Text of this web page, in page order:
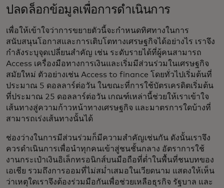
ปลดล็อกข้อมูลเพื่อการดำเนินการ
เพื่อให้เข้าใจว่าการขยายตัวนี้จะกำหนดทิศทางในการ
สนับสนุนโอกาสและการเติบโตทางเศรษฐกิจได้อย่างไร เราจึง
กำลังระบุจุดเปลี่ยนสำคัญ เช่น ระดับรายได้ที่ผู้คนสามารถ
Access เครื่องมือทางการเงินและเริ่มมีส่วนร่วมในเศรษฐกิจ
สมัยใหม่ ตัวอย่างเช่น Access to finance โดยทั่วไปเริ่มต้นที่
ประมาณ 5 ดอลลาร์ต่อวัน ในขณะที่การใช้บัตรเครดิตเริ่มต้น
ที่ประมาณ 25 ดอลลาร์ต่อวัน เกณฑ์เหล่านี้ช่วยให้เราเข้าใจ
เส้นทางสู่ความก้าวหน้าทางเศรษฐกิจ และมาตรการใดบ้างที่
สามารถเร่งเส้นทางนั้นได้
ช่องว่างในการมีส่วนร่วมก็มีความสำคัญเช่นกัน ดังนั้นเราจึง
ควรดำเนินการเพื่อนำทุกคนเข้าสู่ชนชั้นกลาง อัตราการใช้
งานกระเป๋าเงินอิเล็กทรอนิกส์บนมือถือที่ต่ำในพื้นที่ชนบทของ
เอเชีย รวมถึงการออมที่ไม่สม่ำเสมอในเวียดนาม แสดงให้เห็น
ว่าเหตุใดเราจึงต้องร่วมมือกันเพื่อช่วยเหลือธุรกิจ รัฐบาล และ